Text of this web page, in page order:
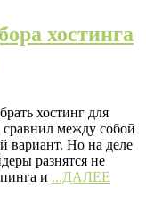
хостинга
хостинг для
сравнил между собой
вариант. Но на деле
разнятся не
и ...ДАЛЕЕ